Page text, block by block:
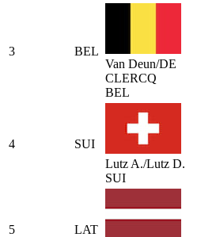
3
BEL
Van Deun/DE
CLERCQ
BEL
4
SUI
Lutz A./Lutz D.
SUI
5
LAT